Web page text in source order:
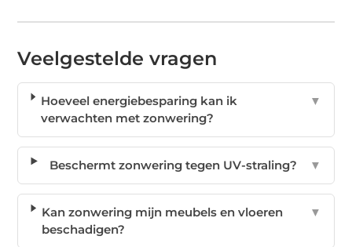
Veelgestelde vragen
Hoeveel energiebesparing kan ik
verwachten met zonwering?
▼
Beschermt zonwering tegen UV-straling? ▼
Kan zonwering mijn meubels en vloeren
beschadigen?
▼